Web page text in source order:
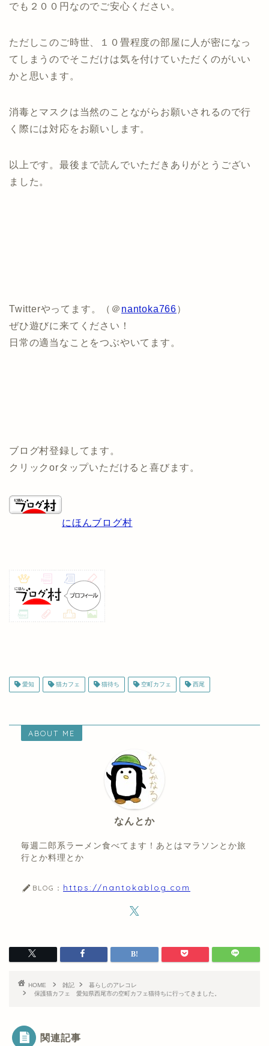
でも２００円なのでご安心ください。
ただしこのご時世、１０畳程度の部屋に人が密になっ
てしまうのでそこだけは気を付けていただくのがいい
かと思います。
消毒とマスクは当然のことながらお願いされるので行
く際には対応をお願いします。
以上です。最後まで読んでいただきありがとうござい
ました。
Twitterやってます。（＠ nantoka766）
ぜひ遊びに来てください！
日常の適当なことをつぶやいてます。
ブログ村登録してます。
クリックorタップいただけると喜びます。
にほんブログ村
愛知 猫カフェ 猫待ち 空町カフェ 西尾
ABOUT ME
なんとか
毎週二郎系ラーメン食べてます！あとはマラソンとか旅
行とか料理とか
BLOG： https://nantokablog.com
HOME 雑記
暮らしのアレコレ
保護猫カフェ 愛知県西尾市の空町カフェ猫待ちに行ってきました。
関連記事